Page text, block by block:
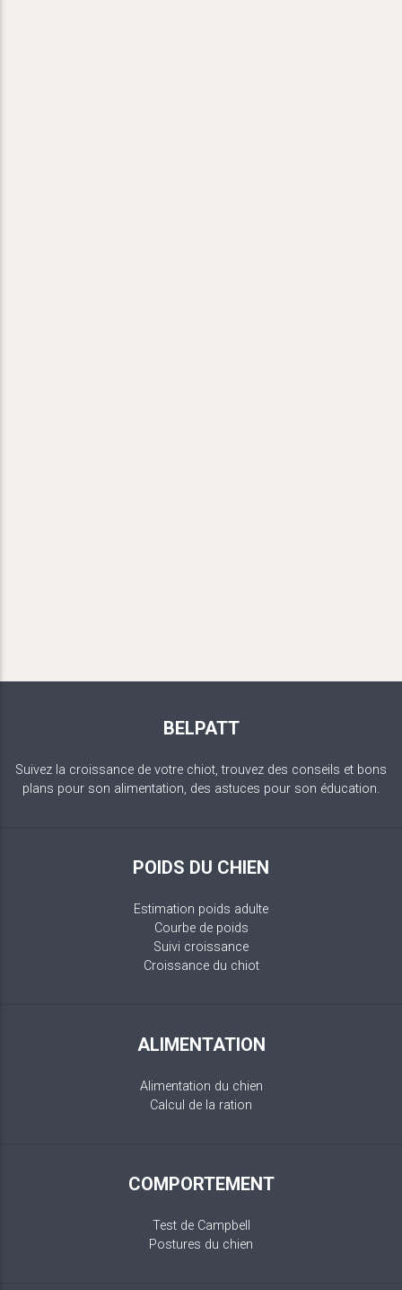
BELPATT
Suivez la croissance de votre chiot, trouvez des conseils et bons
plans pour son alimentation, des astuces pour son éducation.
POIDS DU CHIEN
Estimation poids adulte
Courbe de poids
Suivi croissance
Croissance du chiot
ALIMENTATION
Alimentation du chien
Calcul de la ration
COMPORTEMENT
Test de Campbell
Postures du chien